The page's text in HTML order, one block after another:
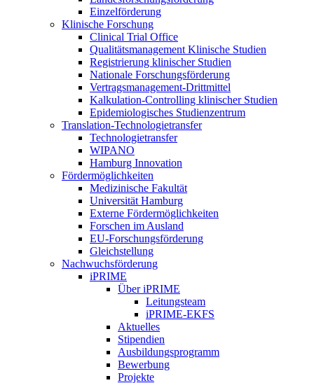
Einzelförderung
Klinische Forschung
Clinical Trial Office
Qualitätsmanagement Klinische Studien
Registrierung klinischer Studien
Nationale Forschungsförderung
Vertragsmanagement-Drittmittel
Kalkulation-Controlling klinischer Studien
Epidemiologisches Studienzentrum
Translation-Technologietransfer
Technologietransfer
WIPANO
Hamburg Innovation
Fördermöglichkeiten
Medizinische Fakultät
Universität Hamburg
Externe Fördermöglichkeiten
Forschen im Ausland
EU-Forschungsförderung
Gleichstellung
Nachwuchsförderung
iPRIME
Über iPRIME
Leitungsteam
iPRIME-EKFS
Aktuelles
Stipendien
Ausbildungsprogramm
Bewerbung
Projekte